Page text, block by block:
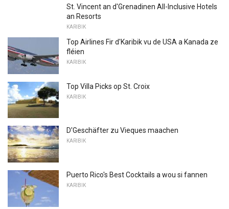
St. Vincent an d'Grenadinen All-Inclusive Hotels
an Resorts
KARIBIK
Top Airlines Fir d'Karibik vu de USA a Kanada ze
fléien
KARIBIK
Top Villa Picks op St. Croix
KARIBIK
D'Geschäfter zu Vieques maachen
KARIBIK
Puerto Rico's Best Cocktails a wou si fannen
KARIBIK